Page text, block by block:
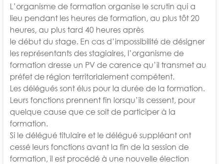
L’organisme de formation organise le scrutin qui a
lieu pendant les heures de formation, au plus tôt 20
heures, au plus tard 40 heures après
le début du stage. En cas d’impossibilité de désigner
les représentants des stagiaires, l’organisme de
formation dresse un PV de carence qu’il transmet au
préfet de région territorialement compétent.
Les délégués sont élus pour la durée de la formation.
Leurs fonctions prennent fin lorsqu’ils cessent, pour
quelque cause que ce soit de participer à la
formation.
Si le délégué titulaire et le délégué suppléant ont
cessé leurs fonctions avant la fin de la session de
formation, il est procédé à une nouvelle élection